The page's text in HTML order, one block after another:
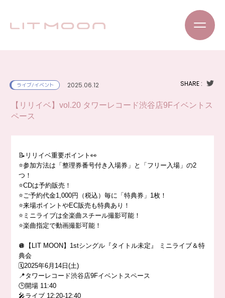
ライブ/イベント 2025.06.12 SHARE :
【リリイベ】vol.20 タワーレコード渋谷店9Fイベントス
ペース
📝リリイベ重要ポイント👀
⭐️参加方法は「整理券番号付き入場券」と「フリー入場」の2
つ！
⭐️CDは予約販売！
⭐️ご予約代金1,000円（税込）毎に「特典券」1枚！
⭐️来場ポイントやEC販売も特典あり！
⭐️ミニライブは全楽曲スチール撮影可能！
⭐️楽曲指定で動画撮影可能！
🪩【LIT MOON】1stシングル『タイトル未定』 ミニライブ＆特
典会
🗓️2025年6月14日(土)
📍タワーレコード渋谷店9Fイベントスペース
🕒開場 11:40
🎤ライブ 12:20-12:40